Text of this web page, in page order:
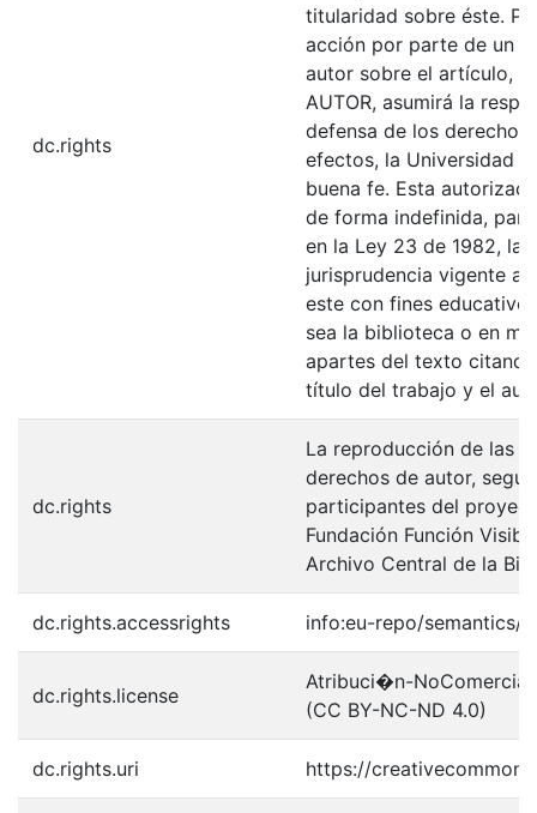
dc.rights
titularidad sobre éste.
acción por parte de un
autor sobre el artículo,
AUTOR, asumirá la
defensa de los
efectos, la Universidad
buena fe. Esta
de forma indefinida,
en la Ley 23 de 1982, la
jurisprudencia vigente
este con fines
sea la biblioteca o en
apartes del texto
título del trabajo y el
dc.rights
La reproducción de las
derechos de autor,
participantes del
Fundación Función
Archivo Central de la
dc.rights.accessrights info:eu-repo/semantics/
dc.rights.license
Atribuci�n-
(CC BY-NC-ND 4.0)
dc.rights.uri https://